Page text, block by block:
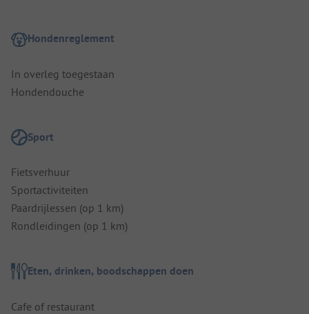
Hondenreglement
In overleg toegestaan
Hondendouche
Sport
Fietsverhuur
Sportactiviteiten
Paardrijlessen (op 1 km)
Rondleidingen (op 1 km)
Eten, drinken, boodschappen doen
Cafe of restaurant